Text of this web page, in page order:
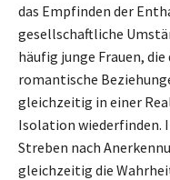
das Empfinden der
gesellschaftliche
häufig junge Frauen,
romantische
gleichzeitig in einer
Isolation wiederfinden.
Streben nach
gleichzeitig die